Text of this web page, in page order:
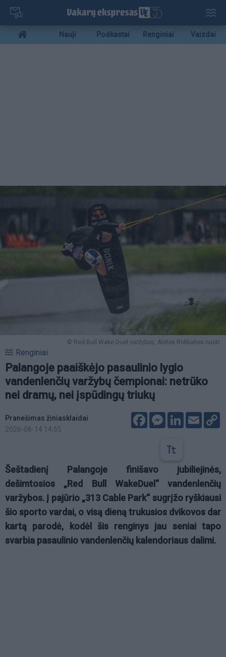
Pereiti
pagrindinį
turinį
Mobile
menu
Nauji Podkastai Renginiai Vaizdai
© Red Bull Wake Duel varžybos, Aistės Ridikaitės nuotr.
Renginiai
Palangoje paaiškėjo pasaulinio lygio
vandenlenčių varžybų čempionai: netrūko
nei dramų, nei įspūdingų triukų
Pranešimas žiniasklaidai
2026-06-14 14:55
FacebookMessenger
LinkedIn
Email
Šeštadienį Palangoje finišavo jubiliejinės,
dešimtosios „Red Bull WakeDuel“ vandenlenčių
varžybos. Į pajūrio „313 Cable Park“ sugrįžo ryškiausi
šio sporto vardai, o visą dieną trukusios dvikovos dar
kartą parodė, kodėl šis renginys jau seniai tapo
svarbia pasaulinio vandenlenčių kalendoriaus dalimi.